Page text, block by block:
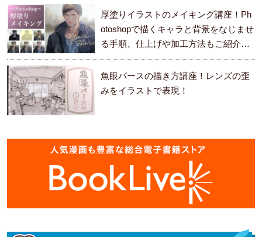
厚塗りイラストのメイキング講座！Ph
otoshopで描くキャラと背景をなじませ
る手順、仕上げや加工方法もご紹介し
ます。
魚眼パースの描き方講座！レンズの歪
みをイラストで表現！